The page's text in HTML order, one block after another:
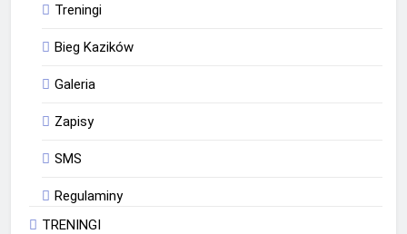
Treningi
Bieg Kazików
Galeria
Zapisy
SMS
Regulaminy
TRENINGI